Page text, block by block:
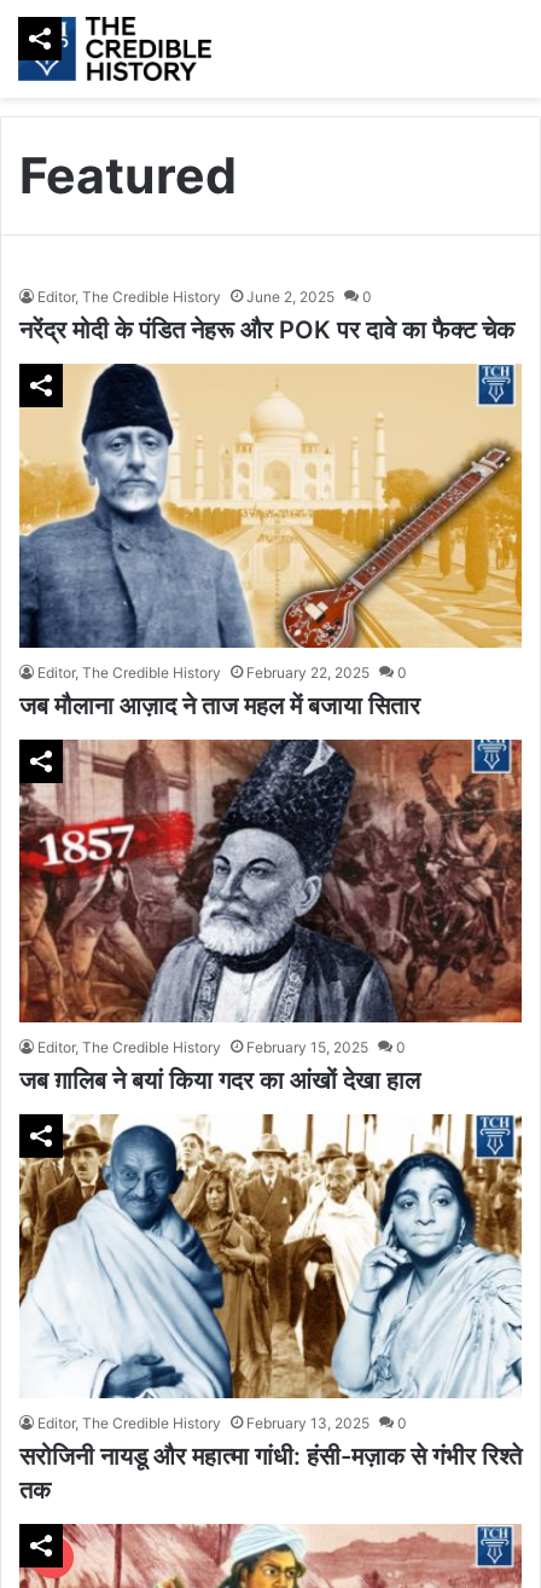
Featured
Editor, The Credible History June 2, 2025 0
नरेंद्र मोदी के पंडित नेहरू और POK पर दावे का फैक्ट चेक
Editor, The Credible History February 22, 2025 0
जब मौलाना आज़ाद ने ताज महल में बजाया सितार
Editor, The Credible History February 15, 2025 0
जब ग़ालिब ने बयां किया गदर का आंखों देखा हाल
Editor, The Credible History February 13, 2025 0
सरोजिनी नायडू और महात्मा गांधी: हंसी-मज़ाक से गंभीर रिश्ते
तक